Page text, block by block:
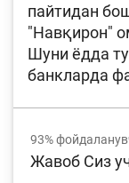
пайтидан
"Навқирон"
Шуни ёдда
банкларда
93%
Жавоб Сиз